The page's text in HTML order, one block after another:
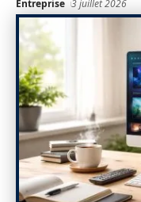
Entreprise 3 juillet 2026